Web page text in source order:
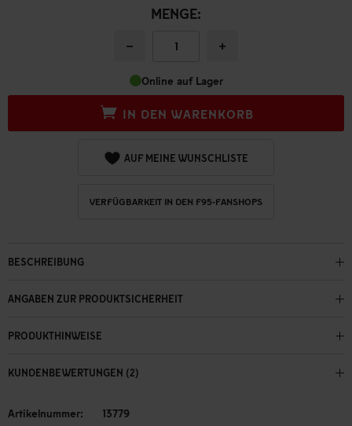
MENGE:
− +
Online auf Lager
IN DEN WARENKORB
AUF MEINE WUNSCHLISTE
VERFÜGBARKEIT IN DEN F95-FANSHOPS
BESCHREIBUNG
ANGABEN ZUR PRODUKTSICHERHEIT
PRODUKTHINWEISE
KUNDENBEWERTUNGEN (2)
Artikelnummer: 13779